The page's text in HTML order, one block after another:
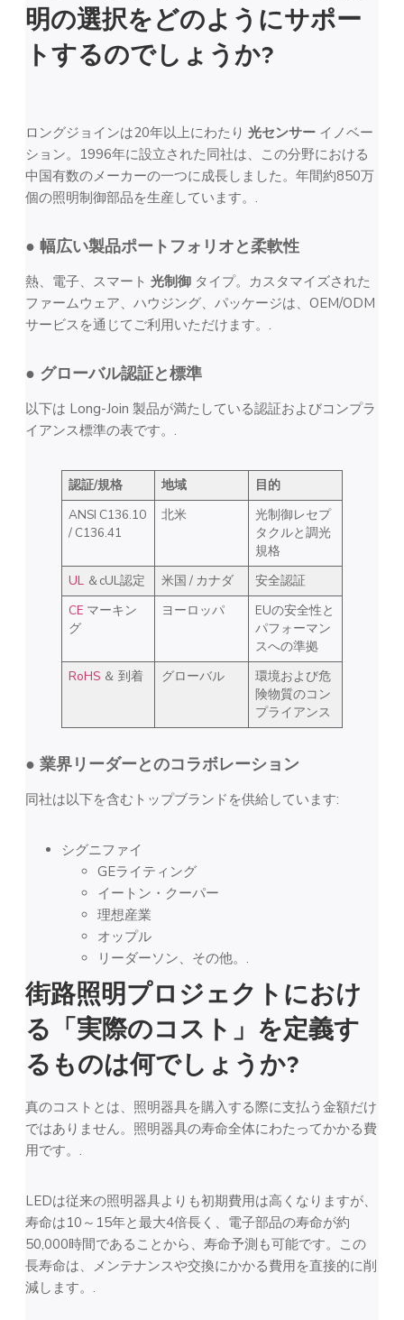
明の選択をどのようにサポー
トするのでしょうか?
ロングジョインは20年以上にわたり 光センサー イノベー
ション。1996年に設立された同社は、この分野における
中国有数のメーカーの一つに成長しました。年間約850万
個の照明制御部品を生産しています。.
● 幅広い製品ポートフォリオと柔軟性
熱、電子、スマート 光制御 タイプ。カスタマイズされた
ファームウェア、ハウジング、パッケージは、OEM/ODM
サービスを通じてご利用いただけます。.
● グローバル認証と標準
以下は Long-Join 製品が満たしている認証およびコンプラ
イアンス標準の表です。.
認証/規格 地域
目的
ANSI C136.10
/ C136.41
北米
光制御レセプ
タクルと調光
規格
UL＆cUL認定 米国 / カナダ
安全認証
CE マーキン
グ
ヨーロッパ
EUの安全性と
パフォーマン
スへの準拠
RoHS＆ 到着 グローバル
環境および危
険物質のコン
プライアンス
● 業界リーダーとのコラボレーション
同社は以下を含むトップブランドを供給しています:
シグニファイ
GEライティング
イートン・クーパー
理想産業
オップル
リーダーソン、その他。.
街路照明プロジェクトにおけ
る「実際のコスト」を定義す
るものは何でしょうか?
真のコストとは、照明器具を購入する際に支払う金額だけ
ではありません。照明器具の寿命全体にわたってかかる費
用です。.
LEDは従来の照明器具よりも初期費用は高くなりますが、
寿命は10～15年と最大4倍長く、電子部品の寿命が約
50,000時間であることから、寿命予測も可能です。この
長寿命は、メンテナンスや交換にかかる費用を直接的に削
減します。.